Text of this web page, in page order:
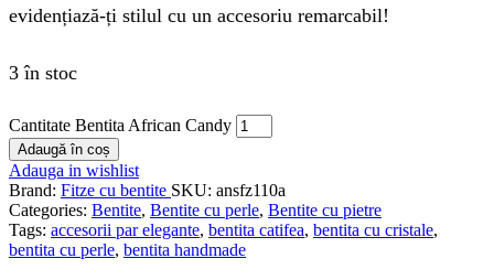
evidențiază-ți stilul cu un accesoriu remarcabil!
3 în stoc
Cantitate Bentita African Candy
Adaugă în coș
Adauga in wishlist
Brand: Fitze cu bentite SKU: ansfz110a
Categories: Bentite, Bentite cu perle, Bentite cu pietre
Tags: accesorii par elegante, bentita catifea, bentita cu cristale,
bentita cu perle, bentita handmade